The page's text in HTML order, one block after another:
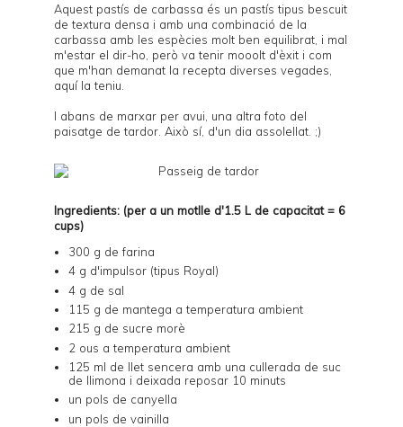
Aquest pastís de carbassa és un pastís tipus bescuit
de textura densa i amb una combinació de la
carbassa amb les espècies molt ben equilibrat, i mal
m'estar el dir-ho, però va tenir mooolt d'èxit i com
que m'han demanat la recepta diverses vegades,
aquí la teniu.
I abans de marxar per avui, una altra foto del
paisatge de tardor. Això sí, d'un dia assolellat. ;)
Ingredients: (per a un motlle d'1.5 L de capacitat = 6
cups)
300 g de farina
4 g d'impulsor (tipus Royal)
4 g de sal
115 g de mantega a temperatura ambient
215 g de sucre morè
2 ous a temperatura ambient
125 ml de llet sencera amb una cullerada de suc
de llimona i deixada reposar 10 minuts
un pols de canyella
un pols de vainilla